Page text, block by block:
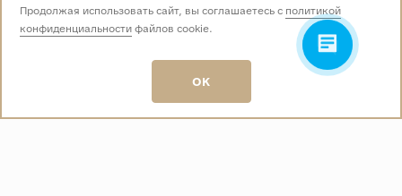
Звоните нам:
пн-вс 10:00 - 19:00
E-mail:
info@baza-plitki.ru
Продолжая использовать сайт, вы соглашаетесь с политикой
конфиденциальностифайлов cookie.
OK